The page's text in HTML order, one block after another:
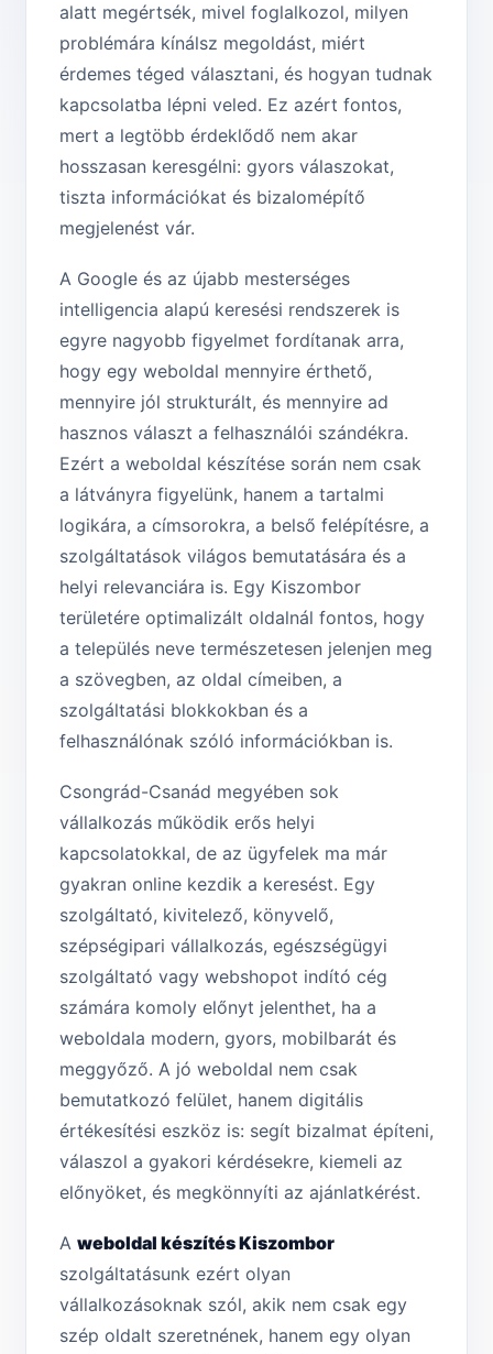
alatt megértsék, mivel foglalkozol, milyen
problémára kínálsz megoldást, miért
érdemes téged választani, és hogyan tudnak
kapcsolatba lépni veled. Ez azért fontos,
mert a legtöbb érdeklődő nem akar
hosszasan keresgélni: gyors válaszokat,
tiszta információkat és bizalomépítő
megjelenést vár.
A Google és az újabb mesterséges
intelligencia alapú keresési rendszerek is
egyre nagyobb figyelmet fordítanak arra,
hogy egy weboldal mennyire érthető,
mennyire jól strukturált, és mennyire ad
hasznos választ a felhasználói szándékra.
Ezért a weboldal készítése során nem csak
a látványra figyelünk, hanem a tartalmi
logikára, a címsorokra, a belső felépítésre, a
szolgáltatások világos bemutatására és a
helyi relevanciára is. Egy Kiszombor
területére optimalizált oldalnál fontos, hogy
a település neve természetesen jelenjen meg
a szövegben, az oldal címeiben, a
szolgáltatási blokkokban és a
felhasználónak szóló információkban is.
Csongrád-Csanád megyében sok
vállalkozás működik erős helyi
kapcsolatokkal, de az ügyfelek ma már
gyakran online kezdik a keresést. Egy
szolgáltató, kivitelező, könyvelő,
szépségipari vállalkozás, egészségügyi
szolgáltató vagy webshopot indító cég
számára komoly előnyt jelenthet, ha a
weboldala modern, gyors, mobilbarát és
meggyőző. A jó weboldal nem csak
bemutatkozó felület, hanem digitális
értékesítési eszköz is: segít bizalmat építeni,
válaszol a gyakori kérdésekre, kiemeli az
előnyöket, és megkönnyíti az ajánlatkérést.
A weboldal készítés Kiszombor
szolgáltatásunk ezért olyan
vállalkozásoknak szól, akik nem csak egy
szép oldalt szeretnének, hanem egy olyan